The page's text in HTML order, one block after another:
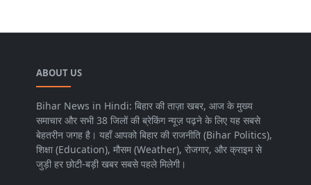
ABOUT US
Bihar News in Hindi: बिहार की ताज़ा खबर, आज के मुख्य
समाचार और सभी 38 जिलों की ब्रेकिंग न्यूज़ पढ़ने के लिए यह सबसे
बेहतरीन जगह है। यहाँ आपको बिहार की राजनीति (Bihar Politics),
शिक्षा (Education), मौसम (Weather), रोजगार, और क्राइम से
जुड़ी हर छोटी-बड़ी खबर सबसे पहले मिलेगी।